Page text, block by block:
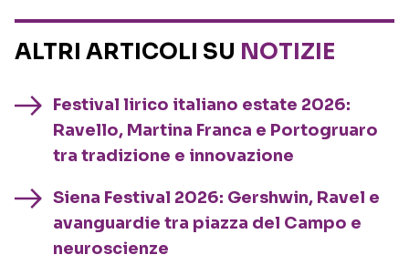
ALTRI ARTICOLI SU NOTIZIE
Festival lirico italiano estate 2026:
Ravello, Martina Franca e Portogruaro
tra tradizione e innovazione
Siena Festival 2026: Gershwin, Ravel e
avanguardie tra piazza del Campo e
neuroscienze